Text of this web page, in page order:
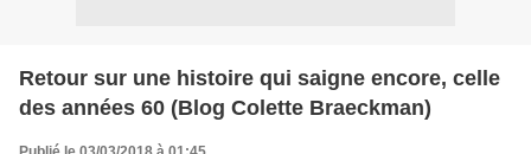
Retour sur une histoire qui saigne encore, celle
des années 60 (Blog Colette Braeckman)